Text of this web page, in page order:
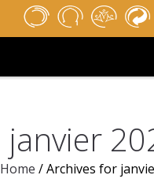
ACCUEIL
CONTACT
janvier
Home /Archives for